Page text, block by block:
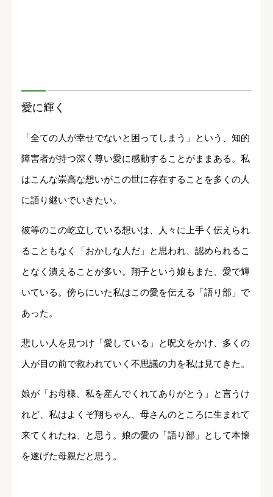
愛に輝く
「全ての人が幸せでないと困ってしまう」という、知的
障害者が持つ深く尊い愛に感動することがままある。私
はこんな崇高な想いがこの世に存在することを多くの人
に語り継いでいきたい。
彼等のこの屹立している想いは、人々に上手く伝えられ
ることもなく「おかしな人だ」と思われ、認められるこ
となく潰えることが多い。翔子という娘もまた、愛で輝
いている。傍らにいた私はこの愛を伝える「語り部」で
あった。
悲しい人を見つけ「愛している」と呪文をかけ、多くの
人が目の前で救われていく不思議の力を私は見てきた。
娘が「お母様、私を産んでくれてありがとう」と言うけ
れど、私はよくぞ翔ちゃん、母さんのところに生まれて
来てくれたね、と思う。娘の愛の「語り部」として本懐
を遂げた母親だと思う。